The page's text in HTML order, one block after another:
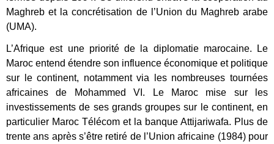
Maghreb et la concrétisation de l’Union du Maghreb arabe
(UMA).
L’Afrique est une priorité de la diplomatie marocaine. Le
Maroc entend étendre son influence économique et politique
sur le continent, notamment via les nombreuses tournées
africaines de Mohammed VI. Le Maroc mise sur les
investissements de ses grands groupes sur le continent, en
particulier Maroc Télécom et la banque Attijariwafa. Plus de
trente ans après s’être retiré de l’Union africaine (1984) pour